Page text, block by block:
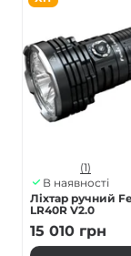
(1)
В наявності
Ліхтар ручний
LR40R V2.0
15 010 грн